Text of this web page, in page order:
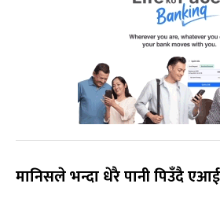
मानिसले भन्दा धेरै पानी पिउँदै एआई